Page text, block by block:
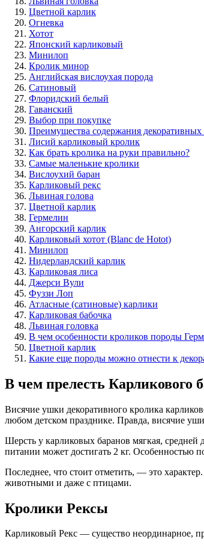
Цветной карлик
Огневка
Хотот
Японский карликовый
Минилоп
Кролик минор
Английская вислоухая порода
Сатиновый
Флоридский белый
Гаванский
Выбор при покупке
Преимущества содержания декоративных
Лисий карликовый кролик
Как брать кролика на руки правильно?
Самые маленькие кролики
Вислоухий баран
Карликовый рекс
Львиная голова
Цветной карлик
Гермелин
Ангорский карлик
Карликовый хотот (Blanc de Hotot)
Минилоп
Нидерландский карлик
Карликовая лиса
Джерси Вули
Фуззи Лоп
Атласные (сатиновые) карлики
Карликовая бабочка
Львиная головка
В чем особенности кроликов породы
Цветной карлик
Какие еще породы можно отнести к
В чем прелесть Карликового
Висячие ушки декоративного кролика
любом детском празднике. Правда, висячие
Шерсть у карликовых баранов мягкая,
питании может достигать 2 кг. Особенностью
Последнее, что стоит отметить, — это
животными и даже с птицами.
Кролики Рексы
Карликовый Рекс — существо неординарное,